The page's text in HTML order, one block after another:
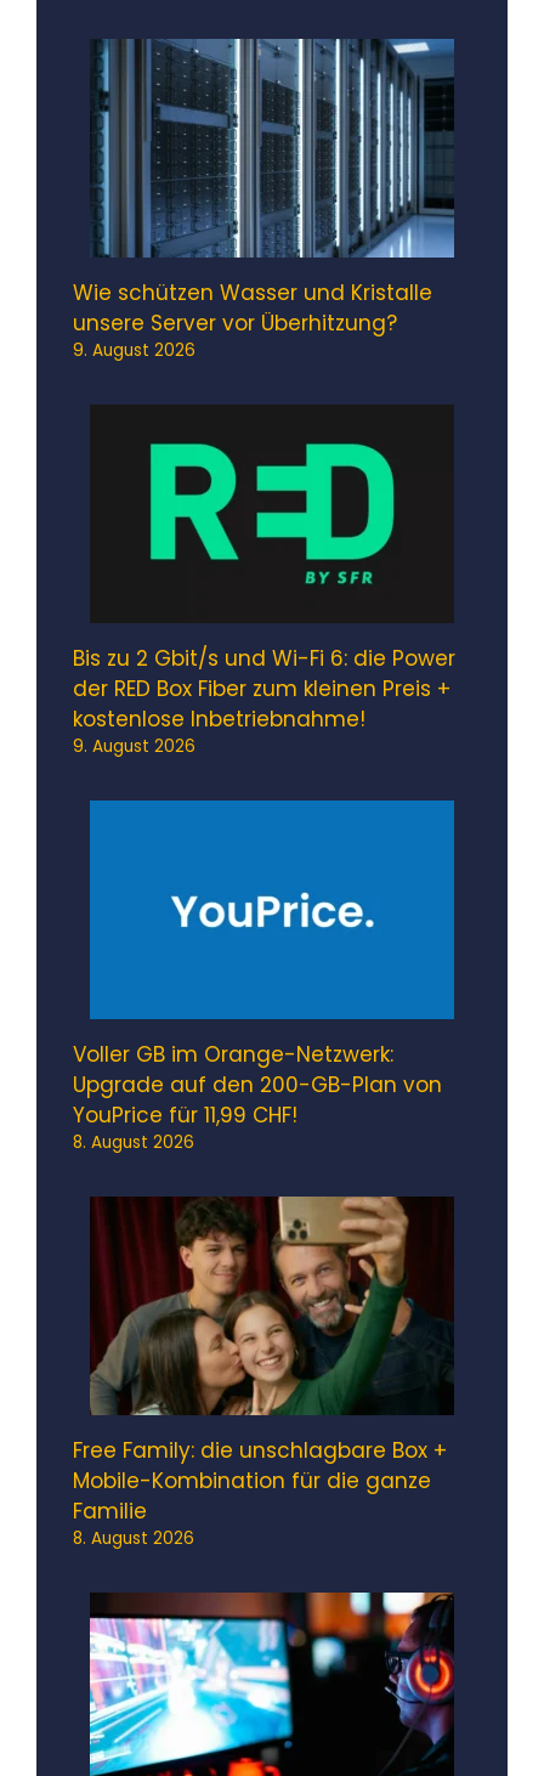
Wie schützen Wasser und Kristalle
unsere Server vor Überhitzung?
9. August 2026
Bis zu 2 Gbit/s und Wi-Fi 6: die Power
der RED Box Fiber zum kleinen Preis +
kostenlose Inbetriebnahme!
9. August 2026
Voller GB im Orange-Netzwerk:
Upgrade auf den 200-GB-Plan von
YouPrice für 11,99 CHF!
8. August 2026
Free Family: die unschlagbare Box +
Mobile-Kombination für die ganze
Familie
8. August 2026